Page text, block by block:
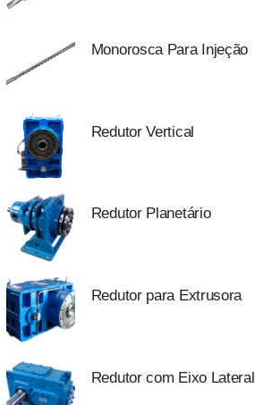
Monorosca Para Injeção
Redutor Vertical
Redutor Planetário
Redutor para Extrusora
Redutor com Eixo Lateral